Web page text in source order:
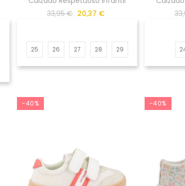
33,95 € 20,37 €
25 26 27 28 29
-40% -40%